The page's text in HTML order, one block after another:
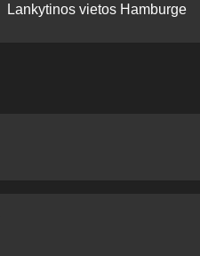
Lankytinos vietos Hamburge